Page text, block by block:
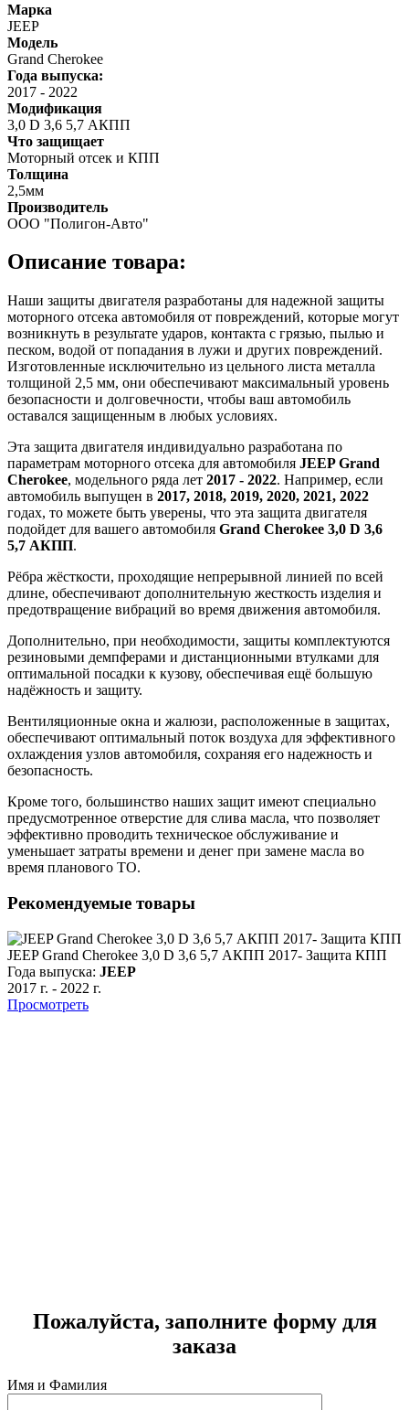
Марка
JEEP
Модель
Grand Cherokee
Года выпуска:
2017 - 2022
Модификация
3,0 D 3,6 5,7 АКПП
Что защищает
Моторный отсек и КПП
Толщина
2,5мм
Производитель
ООО "Полигон-Авто"
Описание товара:
Наши защиты двигателя разработаны для надежной защиты
моторного отсека автомобиля от повреждений, которые могут
возникнуть в результате ударов, контакта с грязью, пылью и
песком, водой от попадания в лужи и других повреждений.
Изготовленные исключительно из цельного листа металла
толщиной 2,5 мм, они обеспечивают максимальный уровень
безопасности и долговечности, чтобы ваш автомобиль
оставался защищенным в любых условиях.
Эта защита двигателя индивидуально разработана по
параметрам моторного отсека для автомобиля JEEP Grand
Cherokee, модельного ряда лет 2017 - 2022. Например, если
автомобиль выпущен в 2017, 2018, 2019, 2020, 2021, 2022
годах, то можете быть уверены, что эта защита двигателя
подойдет для вашего автомобиля Grand Cherokee 3,0 D 3,6
5,7 АКПП.
Рёбра жёсткости, проходящие непрерывной линией по всей
длине, обеспечивают дополнительную жесткость изделия и
предотвращение вибраций во время движения автомобиля.
Дополнительно, при необходимости, защиты комплектуются
резиновыми демпферами и дистанционными втулками для
оптимальной посадки к кузову, обеспечивая ещё большую
надёжность и защиту.
Вентиляционные окна и жалюзи, расположенные в защитах,
обеспечивают оптимальный поток воздуха для эффективного
охлаждения узлов автомобиля, сохраняя его надежность и
безопасность.
Кроме того, большинство наших защит имеют специально
предусмотренное отверстие для слива масла, что позволяет
эффективно проводить техническое обслуживание и
уменьшает затраты времени и денег при замене масла во
время планового ТО.
Рекомендуемые товары
JEEP Grand Cherokee 3,0 D 3,6 5,7 АКПП 2017- Защита КПП
Года выпуска: JEEP
2017 г. - 2022 г.
Просмотреть
Пожалуйста, заполните форму для
заказа
Имя и Фамилия